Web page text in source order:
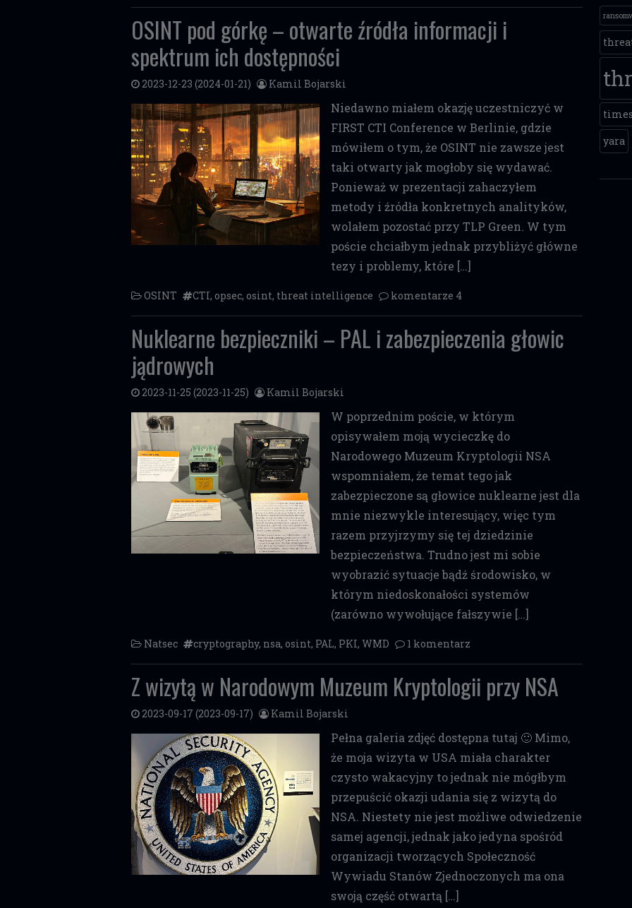
OSINT pod górkę – otwarte źródła informacji i
spektrum ich dostępności
2023-12-23 (2024-01-21) Kamil Bojarski
Niedawno miałem okazję uczestniczyć w
FIRST CTI Conference w Berlinie, gdzie
mówiłem o tym, że OSINT nie zawsze jest
taki otwarty jak mogłoby się wydawać.
Ponieważ w prezentacji zahaczyłem
metody i źródła konkretnych analityków,
wolałem pozostać przy TLP Green. W tym
poście chciałbym jednak przybliżyć główne
tezy i problemy, które […]
OSINT CTI, opsec, osint, threat intelligence komentarze 4
Nuklearne bezpieczniki – PAL i zabezpieczenia głowic
jądrowych
2023-11-25 (2023-11-25) Kamil Bojarski
W poprzednim poście, w którym
opisywałem moją wycieczkę do
Narodowego Muzeum Kryptologii NSA
wspomniałem, że temat tego jak
zabezpieczone są głowice nuklearne jest dla
mnie niezwykle interesujący, więc tym
razem przyjrzymy się tej dziedzinie
bezpieczeństwa. Trudno jest mi sobie
wyobrazić sytuacje bądź środowisko, w
którym niedoskonałości systemów
(zarówno wywołujące fałszywie […]
Natsec cryptography, nsa, osint, PAL, PKI, WMD 1 komentarz
Z wizytą w Narodowym Muzeum Kryptologii przy NSA
2023-09-17 (2023-09-17) Kamil Bojarski
Pełna galeria zdjęć dostępna tutaj 🙂 Mimo,
że moja wizyta w USA miała charakter
czysto wakacyjny to jednak nie mógłbym
przepuścić okazji udania się z wizytą do
NSA. Niestety nie jest możliwe odwiedzenie
samej agencji, jednak jako jedyna spośród
organizacji tworzących Społeczność
Wywiadu Stanów Zjednoczonych ma ona
swoją część otwartą […]
yara